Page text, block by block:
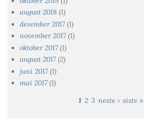
august 2018 (1)
desember 2017(1)
november 2017(1)
oktober 2017(1)
august 2017(2)
juni 2017(1)
mai 2017(1)
1 2 3 neste › siste »